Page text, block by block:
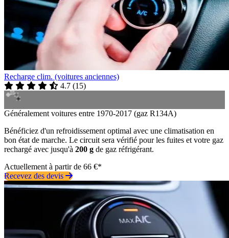
Recharge clim. (voitures anciennes)
4.7 (15)
Généralement voitures entre 1970-2017 (gaz R134A)
Bénéficiez d'un refroidissement optimal avec une climatisation en
bon état de marche. Le circuit sera vérifié pour les fuites et votre gaz
rechargé avec jusqu'à 200 g de gaz réfrigérant.
Actuellement à partir de 66 €*
Recevez des devis